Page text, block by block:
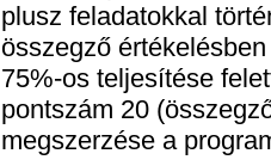
plusz feladatokkal
összegző
75%-os teljesítése
pontszám 20
megszerzése a